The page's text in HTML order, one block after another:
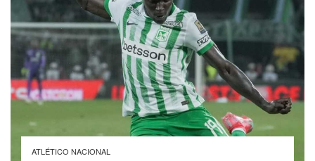
ATLÉTICO NACIONAL